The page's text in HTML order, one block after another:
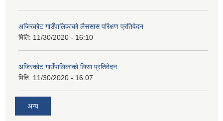
अजिरकोट गाउँपालिकाको लैससास परिक्षण प्रतिवेदन
मिति: 11/30/2020 - 16:10
अजिरकोट गाउँपालिकाको लिसा प्रतिवेदन
मिति: 11/30/2020 - 16:07
अन्य